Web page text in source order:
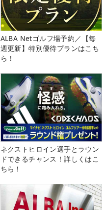
ALBA Netゴルフ場予約／【毎
週更新】特別優待プランはこち
ら！
ネクストヒロイン選手とラウン
ドできるチャンス！詳しくはこ
ちら！